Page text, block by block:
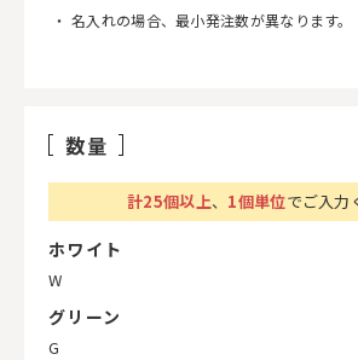
名入れの場合、最小発注数が異なります。
数量
計25個以上、 1個単位でご入力
ホワイト
W
グリーン
G